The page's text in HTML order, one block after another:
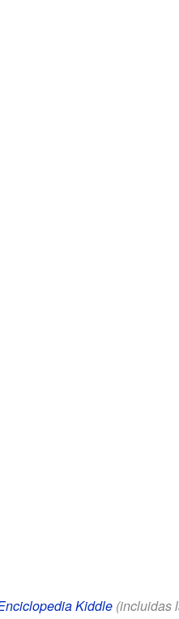
Kiddle(incluidas